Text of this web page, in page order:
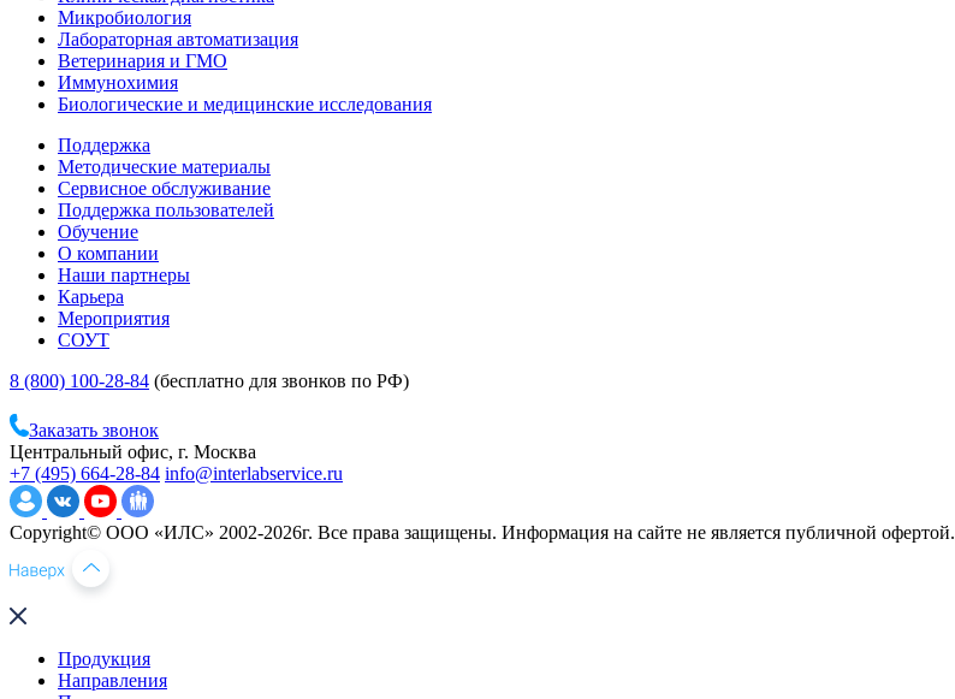
Микробиология
Лабораторная автоматизация
Ветеринария и ГМО
Иммунохимия
Биологические и медицинские исследования
Поддержка
Методические материалы
Сервисное обслуживание
Поддержка пользователей
Обучение
О компании
Наши партнеры
Карьера
Мероприятия
СОУТ
8 (800) 100-28-84 (бесплатно для звонков по РФ)
Заказать звонок
Центральный офис, г. Москва
+7 (495) 664-28-84 info@interlabservice.ru
Copyright© ООО «ИЛС» 2002-2026г. Все права защищены. Информация на сайте не является публичной офертой.
Продукция
Направления